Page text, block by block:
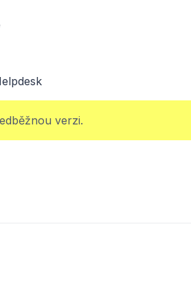
verzi.